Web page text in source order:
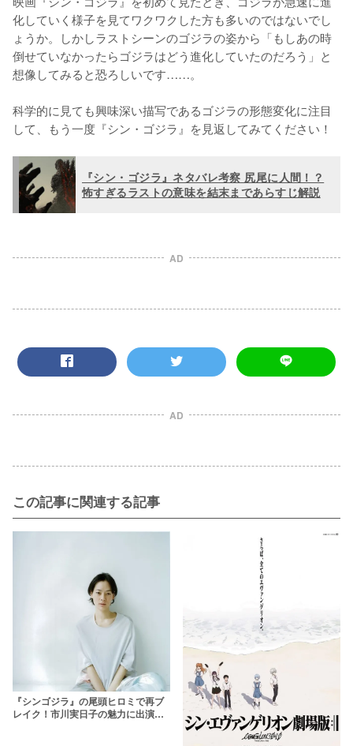
化していく様子を見てワクワクした方も多いのではないでし
ょうか。しかしラストシーンのゴジラの姿から「もしあの時
倒せていなかったらゴジラはどう進化していたのだろう」と
想像してみると恐ろしいです……。
科学的に見ても興味深い描写であるゴジラの形態変化に注目
して、もう一度『シン・ゴジラ』を見返してみてください！
『シン・ゴジラ』ネタバレ考察 尻尾に人間！？
怖すぎるラストの意味を結末まであらすじ解説
AD
AD
この記事に関連する記事
『シンゴジラ』の尾頭ヒロミで再ブ
レイク！市川実日子の魅力に出演映